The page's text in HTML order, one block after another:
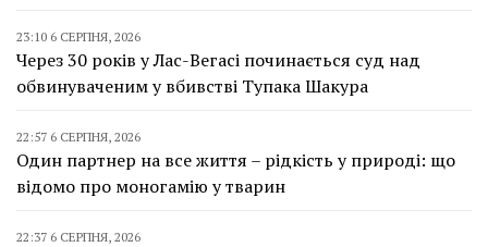
23:10 6 СЕРПНЯ, 2026
Через 30 років у Лас-Вегасі починається суд над
обвинуваченим у вбивстві Тупака Шакура
22:57 6 СЕРПНЯ, 2026
Один партнер на все життя – рідкість у природі: що
відомо про моногамію у тварин
22:37 6 СЕРПНЯ, 2026